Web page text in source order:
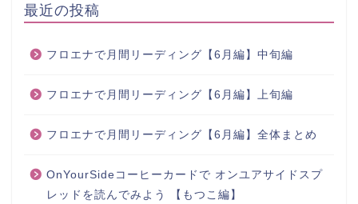
最近の投稿
フロエナで月間リーディング【6月編】中旬編
フロエナで月間リーディング【6月編】上旬編
フロエナで月間リーディング【6月編】全体まとめ
OnYourSideコーヒーカードで オンユアサイドスプ
レッドを読んでみよう 【もつこ編】